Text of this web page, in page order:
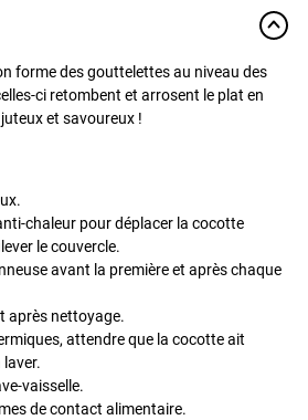
forme des gouttelettes au niveau des
ci retombent et arrosent le plat en
et savoureux !
chaleur pour déplacer la cocotte
le couvercle.
avant la première et après chaque
après nettoyage.
attendre que la cocotte ait
vaisselle.
de contact alimentaire.